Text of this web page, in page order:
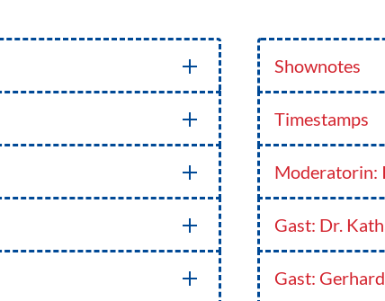
Shownotes
Timestamps
Moderatorin:
Gast: Dr.
Gast: